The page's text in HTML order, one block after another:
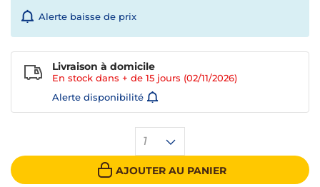
Alerte baisse de prix
1
AJOUTER AU PANIER
Livraison à domicile
En stock dans + de 15 jours (02/11/2026)
Alerte disponibilité